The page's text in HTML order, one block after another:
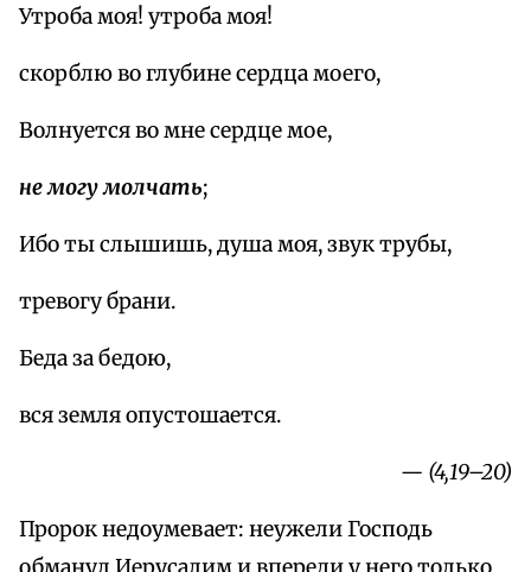
Утроба моя! утроба моя!
скорблю во глубине сердца моего,
Волнуется во мне сердце мое,
не могу молчать;
Ибо ты слышишь, душа моя, звук трубы,
тревогу брани.
Беда за бедою,
вся земля опустошается.
— (4,19–20)
Пророк недоумевает: неужели Господь